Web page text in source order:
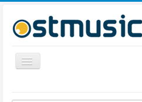
Включить/выключить навигацию